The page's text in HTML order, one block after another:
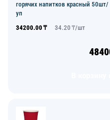
горячих напитков красный 50шт/
уп
34200.00 ₸ 34.20 ₸/шт